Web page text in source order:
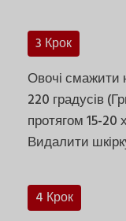
3 Крок
Овочі смажити
220 градусів
протягом 15-
Видалити
4 Крок